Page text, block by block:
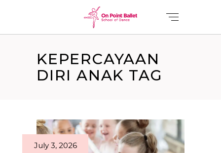
KEPERCAYAAN
DIRI ANAK TAG
July 3, 2026